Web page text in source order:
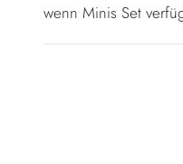
wenn Minis Set